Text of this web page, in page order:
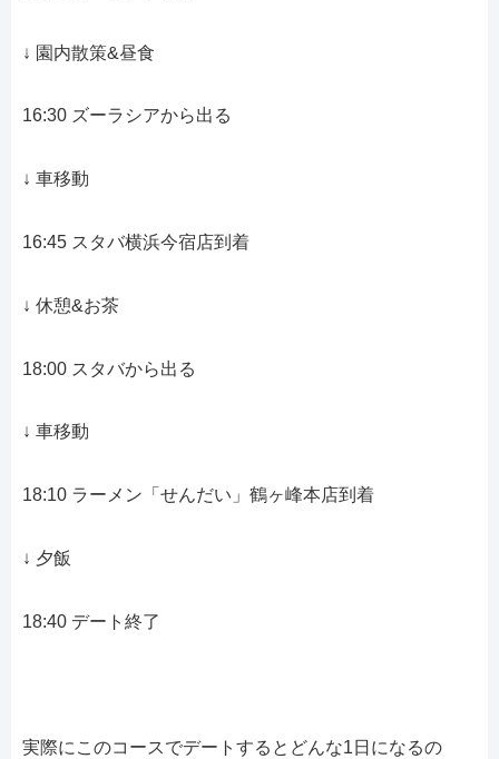
↓ 園内散策&昼食
16:30 ズーラシアから出る
↓ 車移動
16:45 スタバ横浜今宿店到着
↓ 休憩&お茶
18:00 スタバから出る
↓ 車移動
18:10 ラーメン「せんだい」鶴ヶ峰本店到着
↓ 夕飯
18:40 デート終了
実際にこのコースでデートするとどんな1日になるの